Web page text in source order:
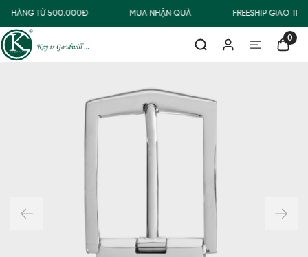
HÀNG TỪ 500.000Đ MUA NHẬN QUÀ FREESHIP GIAO
0